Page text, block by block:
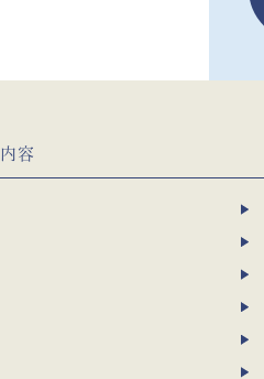
容